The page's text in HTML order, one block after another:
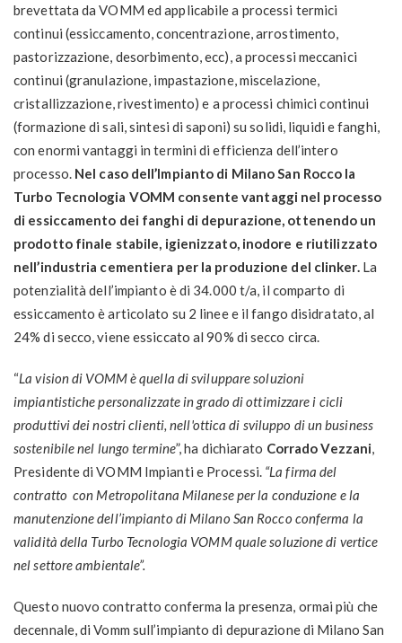
brevettata da VOMM ed applicabile a processi termici
continui (essiccamento, concentrazione, arrostimento,
pastorizzazione, desorbimento, ecc), a processi meccanici
continui (granulazione, impastazione, miscelazione,
cristallizzazione, rivestimento) e a processi chimici continui
(formazione di sali, sintesi di saponi) su solidi, liquidi e fanghi,
con enormi vantaggi in termini di efficienza dell’intero
processo. Nel caso dell’Impianto di Milano San Rocco la
Turbo Tecnologia VOMM consente vantaggi nel processo
di essiccamento dei fanghi di depurazione, ottenendo un
prodotto finale stabile, igienizzato, inodore e riutilizzato
nell’industria cementiera per la produzione del clinker.La
potenzialità dell’impianto è di 34.000 t/a, il comparto di
essiccamento è articolato su 2 linee e il fango disidratato, al
24% di secco, viene essiccato al 90% di secco circa.
“La vision di VOMM è quella di sviluppare soluzioni
impiantistiche personalizzate in grado di ottimizzare i cicli
produttivi dei nostri clienti, nell'ottica di sviluppo di un business
sostenibile nel lungo termine”, ha dichiarato Corrado Vezzani,
Presidente di VOMM Impianti e Processi. “La firma del
contratto con Metropolitana Milanese per la conduzione e la
manutenzione dell’impianto di Milano San Rocco conferma la
validità della Turbo Tecnologia VOMM quale soluzione di vertice
nelsettore ambientale”.
Questo nuovo contratto conferma la presenza, ormai più che
decennale, di Vomm sull’impianto di depurazione di Milano San